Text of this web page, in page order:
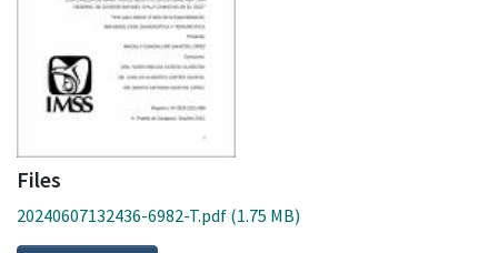
Files
20240607132436-6982-T.pdf (1.75 MB)